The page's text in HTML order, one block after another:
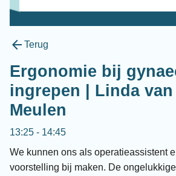
arrow_back Terug
Ergonomie bij
ingrepen | Linda
Meulen
13:25 - 14:45
We kunnen ons als operatieassistent
voorstelling bij maken. De